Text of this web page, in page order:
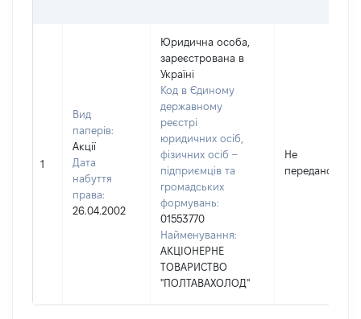
1
Вид
паперів:
Акції
Дата
набуття
права:
26.04.2002
Юридична особа,
зареєстрована в
Україні
Код в Єдиному
державному
реєстрі
юридичних осіб,
фізичних осіб –
підприємців та
громадських
формувань:
01553770
Найменування:
АКЦІОНЕРНЕ
ТОВАРИСТВО
"ПОЛТАВАХОЛОД"
Не
передано